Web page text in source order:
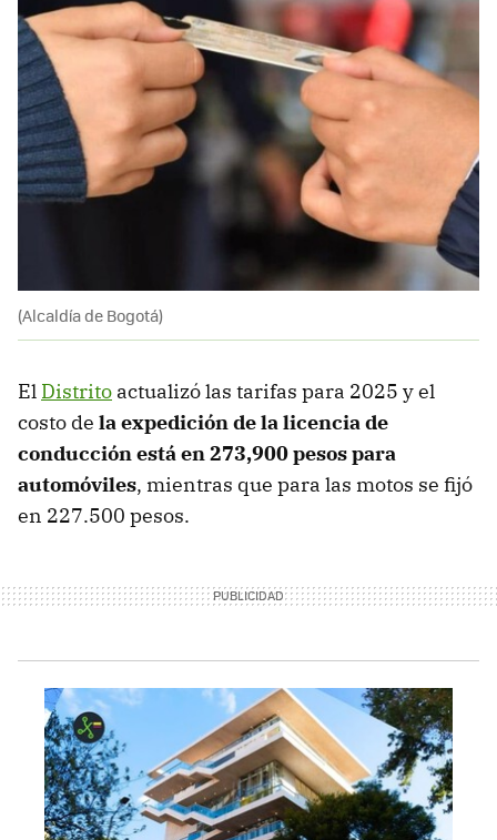
(Alcaldía de Bogotá)
El Distrito actualizó las tarifas para 2025 y el
costo de la expedición de la licencia de
conducción está en 273,900 pesos para
automóviles, mientras que para las motos se fijó
en 227.500 pesos.